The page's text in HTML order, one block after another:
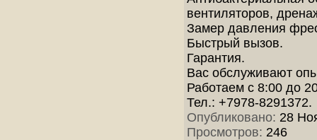
вентиляторов,
Замер давления
Быстрый вызов.
Гарантия.
Вас обслуживают
Работаем с 8:00 до
Тел.: +7978-8291372.
Опубликовано: 28
Просмотров: 246